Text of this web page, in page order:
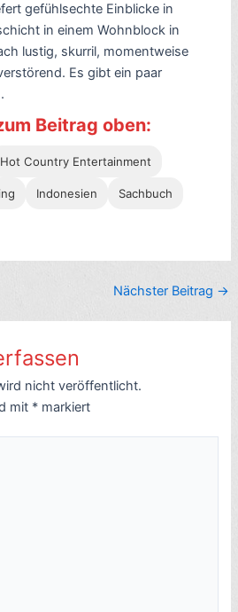
gefühlsechte Einblicke in
in einem Wohnblock in
lustig, skurril, momentweise
Es gibt ein paar
Beitrag oben:
Hot Country Entertainment
Indonesien Sachbuch
Nächster Beitrag →
nicht veröffentlicht.
mit * markiert